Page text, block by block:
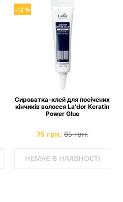
-12 %
Сироватка-клей для посічених
кінчиків волосся La'dor Keratin
Power Glue
75 грн. 85 грн.
НЕМАЄ В НАЯВНОСТІ